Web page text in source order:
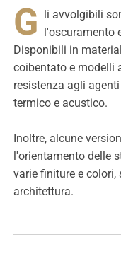
G
li avvolgibili
l'oscuramento
Disponibili in
coibentato e modelli
resistenza agli
termico e acustico.
Inoltre, alcune
l'orientamento delle
varie finiture e
architettura.